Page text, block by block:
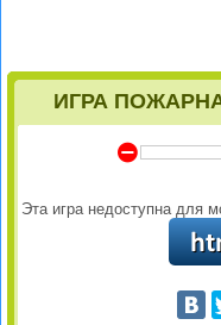
ИГРА
Y
Эта игра недоступна для